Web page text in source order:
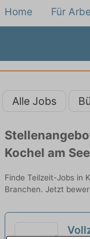
Home Für
Alle Jobs
Kochel am
Finde Teilzeit-Jobs in
Branchen. Jetzt